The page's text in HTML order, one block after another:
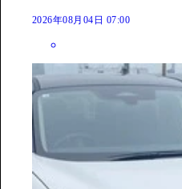
2026年08月04日 07:00